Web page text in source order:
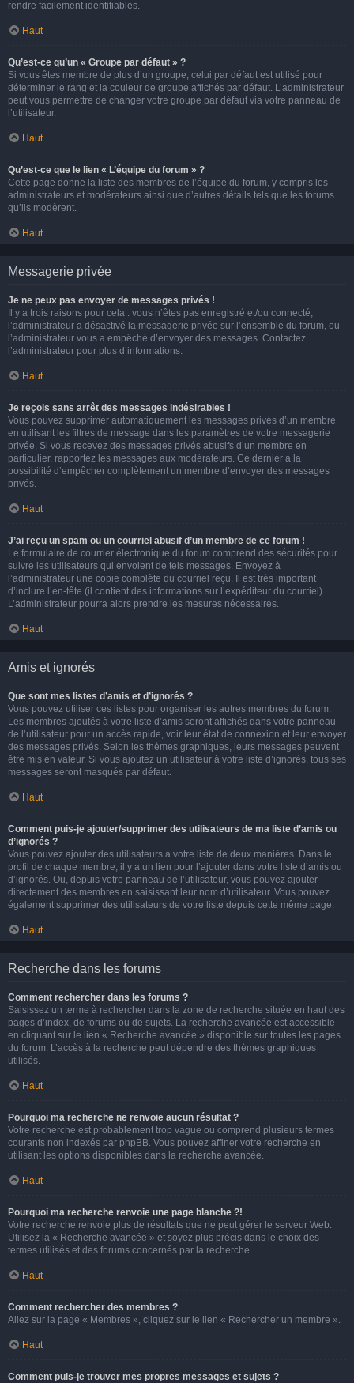
rendre facilement identifiables.
Haut
Qu’est-ce qu’un « Groupe par défaut » ?
Si vous êtes membre de plus d’un groupe, celui par défaut est utilisé pour
déterminer le rang et la couleur de groupe affichés par défaut. L’administrateur
peut vous permettre de changer votre groupe par défaut via votre panneau de
l’utilisateur.
Haut
Qu’est-ce que le lien « L’équipe du forum » ?
Cette page donne la liste des membres de l’équipe du forum, y compris les
administrateurs et modérateurs ainsi que d’autres détails tels que les forums
qu’ils modèrent.
Haut
Messagerie privée
Je ne peux pas envoyer de messages privés !
Il y a trois raisons pour cela : vous n’êtes pas enregistré et/ou connecté,
l’administrateur a désactivé la messagerie privée sur l’ensemble du forum, ou
l’administrateur vous a empêché d’envoyer des messages. Contactez
l’administrateur pour plus d’informations.
Haut
Je reçois sans arrêt des messages indésirables !
Vous pouvez supprimer automatiquement les messages privés d’un membre
en utilisant les filtres de message dans les paramètres de votre messagerie
privée. Si vous recevez des messages privés abusifs d’un membre en
particulier, rapportez les messages aux modérateurs. Ce dernier a la
possibilité d’empêcher complètement un membre d’envoyer des messages
privés.
Haut
J’ai reçu un spam ou un courriel abusif d’un membre de ce forum !
Le formulaire de courrier électronique du forum comprend des sécurités pour
suivre les utilisateurs qui envoient de tels messages. Envoyez à
l’administrateur une copie complète du courriel reçu. Il est très important
d’inclure l’en-tête (il contient des informations sur l’expéditeur du courriel).
L’administrateur pourra alors prendre les mesures nécessaires.
Haut
Amis et ignorés
Que sont mes listes d’amis et d’ignorés ?
Vous pouvez utiliser ces listes pour organiser les autres membres du forum.
Les membres ajoutés à votre liste d’amis seront affichés dans votre panneau
de l’utilisateur pour un accès rapide, voir leur état de connexion et leur envoyer
des messages privés. Selon les thèmes graphiques, leurs messages peuvent
être mis en valeur. Si vous ajoutez un utilisateur à votre liste d’ignorés, tous ses
messages seront masqués par défaut.
Haut
Comment puis-je ajouter/supprimer des utilisateurs de ma liste d’amis ou
d’ignorés ?
Vous pouvez ajouter des utilisateurs à votre liste de deux manières. Dans le
profil de chaque membre, il y a un lien pour l’ajouter dans votre liste d’amis ou
d’ignorés. Ou, depuis votre panneau de l’utilisateur, vous pouvez ajouter
directement des membres en saisissant leur nom d’utilisateur. Vous pouvez
également supprimer des utilisateurs de votre liste depuis cette même page.
Haut
Recherche dans les forums
Comment rechercher dans les forums ?
Saisissez un terme à rechercher dans la zone de recherche située en haut des
pages d’index, de forums ou de sujets. La recherche avancée est accessible
en cliquant sur le lien « Recherche avancée » disponible sur toutes les pages
du forum. L’accès à la recherche peut dépendre des thèmes graphiques
utilisés.
Haut
Pourquoi ma recherche ne renvoie aucun résultat ?
Votre recherche est probablement trop vague ou comprend plusieurs termes
courants non indexés par phpBB. Vous pouvez affiner votre recherche en
utilisant les options disponibles dans la recherche avancée.
Haut
Pourquoi ma recherche renvoie une page blanche ?!
Votre recherche renvoie plus de résultats que ne peut gérer le serveur Web.
Utilisez la « Recherche avancée » et soyez plus précis dans le choix des
termes utilisés et des forums concernés par la recherche.
Haut
Comment rechercher des membres ?
Allez sur la page « Membres », cliquez sur le lien « Rechercher un membre ».
Haut
Comment puis-je trouver mes propres messages et sujets ?